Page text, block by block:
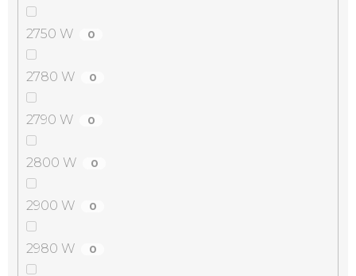
2750 W 0
2780 W 0
2790 W 0
2800 W 0
2900 W 0
2980 W 0